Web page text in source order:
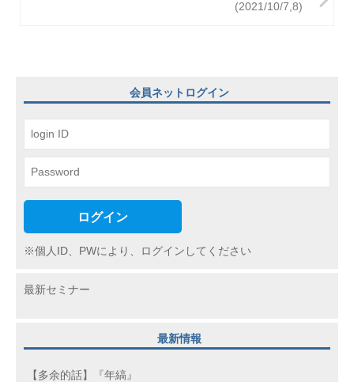
ン
(2021/10/7,8)
会員ネットログイン
ログイン
※個人ID、PWにより、ログインしてください
最新セミナー
最新情報
【多余的話】『年縞』